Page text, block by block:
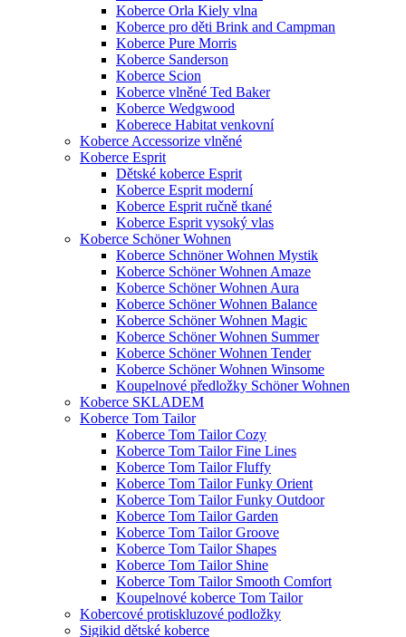
Koberce Orla Kiely vlna
Koberce pro děti Brink and Campman
Koberce Pure Morris
Koberce Sanderson
Koberce Scion
Koberce vlněné Ted Baker
Koberce Wedgwood
Koberece Habitat venkovní
Koberce Accessorize vlněné
Koberce Esprit
Dětské koberce Esprit
Koberce Esprit moderní
Koberce Esprit ručně tkané
Koberce Esprit vysoký vlas
Koberce Schöner Wohnen
Koberce Schnöner Wohnen Mystik
Koberce Schöner Wohnen Amaze
Koberce Schöner Wohnen Aura
Koberce Schöner Wohnen Balance
Koberce Schöner Wohnen Magic
Koberce Schöner Wohnen Summer
Koberce Schöner Wohnen Tender
Koberce Schöner Wohnen Winsome
Koupelnové předložky Schöner Wohnen
Koberce SKLADEM
Koberce Tom Tailor
Koberce Tom Tailor Cozy
Koberce Tom Tailor Fine Lines
Koberce Tom Tailor Fluffy
Koberce Tom Tailor Funky Orient
Koberce Tom Tailor Funky Outdoor
Koberce Tom Tailor Garden
Koberce Tom Tailor Groove
Koberce Tom Tailor Shapes
Koberce Tom Tailor Shine
Koberce Tom Tailor Smooth Comfort
Koupelnové koberce Tom Tailor
Kobercové protiskluzové podložky
Sigikid dětské koberce